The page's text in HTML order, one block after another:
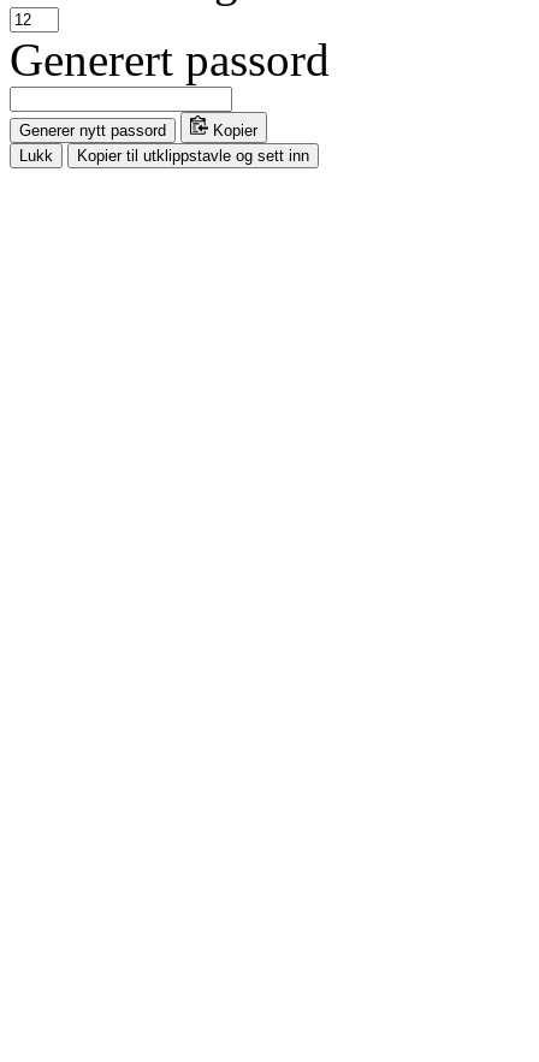
Generert passord
Generer nytt passord
Kopier
Lukk
Kopier til utklippstavle og sett inn